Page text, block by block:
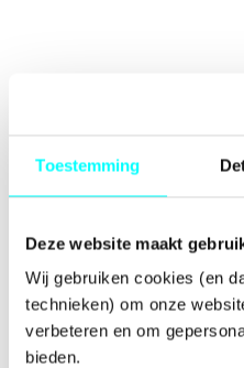
Toestemming
Deze website maakt
Wij gebruiken cookies (en
technieken) om onze
verbeteren en om
bieden.